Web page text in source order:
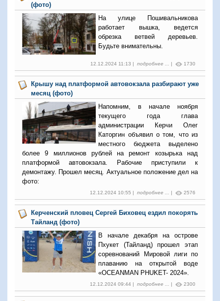
(фото)
На улице Пошивальникова
работает вышка, ведется
обрезка ветвей деревьев.
Будьте внимательны.
12.12.2024 11:13 | подробнее ... | 1730
Крышу над платформой автовокзала разбирают уже
месяц (фото)
Напомним, в начале ноября
текущего года глава
администрации Керчи Олег
Каторгин объявил о том, что из
местного бюджета выделено
более 9 миллионов рублей на ремонт козырька над
платформой автовокзала. Рабочие приступили к
демонтажу. Прошел месяц. Актуальное положение дел на
фото:
12.12.2024 10:55 | подробнее ... | 2576
Керченский пловец Сергей Биховец ездил покорять
Тайланд (фото)
В начале декабря на острове
Пхукет (Тайланд) прошел этап
соревнований Мировой лиги по
плаванию на открытой воде
«OCEANMAN PHUKET- 2024».
12.12.2024 09:44 | подробнее ... | 2300